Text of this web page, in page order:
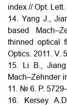
index // Opt.
14. Yang J.,
based
thinned optical
Optics. 2011. V.
15. Li B.,
Mach–Zehnder
11. № 6. P.
16. Kersey